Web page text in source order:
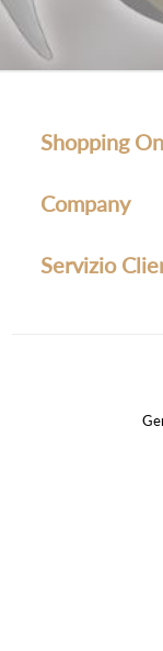
Shopping
Company
Servizio